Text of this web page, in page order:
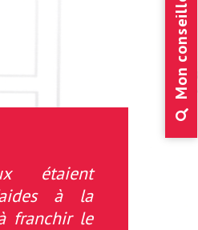
Mon conseiller
étaient
à la
franchir le